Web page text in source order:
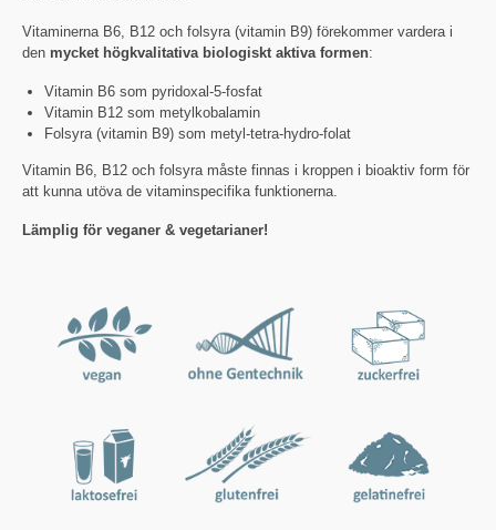
Vitaminerna B6, B12 och folsyra (vitamin B9) förekommer vardera i
den mycket högkvalitativa biologiskt aktiva formen:
Vitamin B6 som pyridoxal-5-fosfat
Vitamin B12 som metylkobalamin
Folsyra (vitamin B9) som metyl-tetra-hydro-folat
Vitamin B6, B12 och folsyra måste finnas i kroppen i bioaktiv form för
att kunna utöva de vitaminspecifika funktionerna.
Lämplig för veganer & vegetarianer!